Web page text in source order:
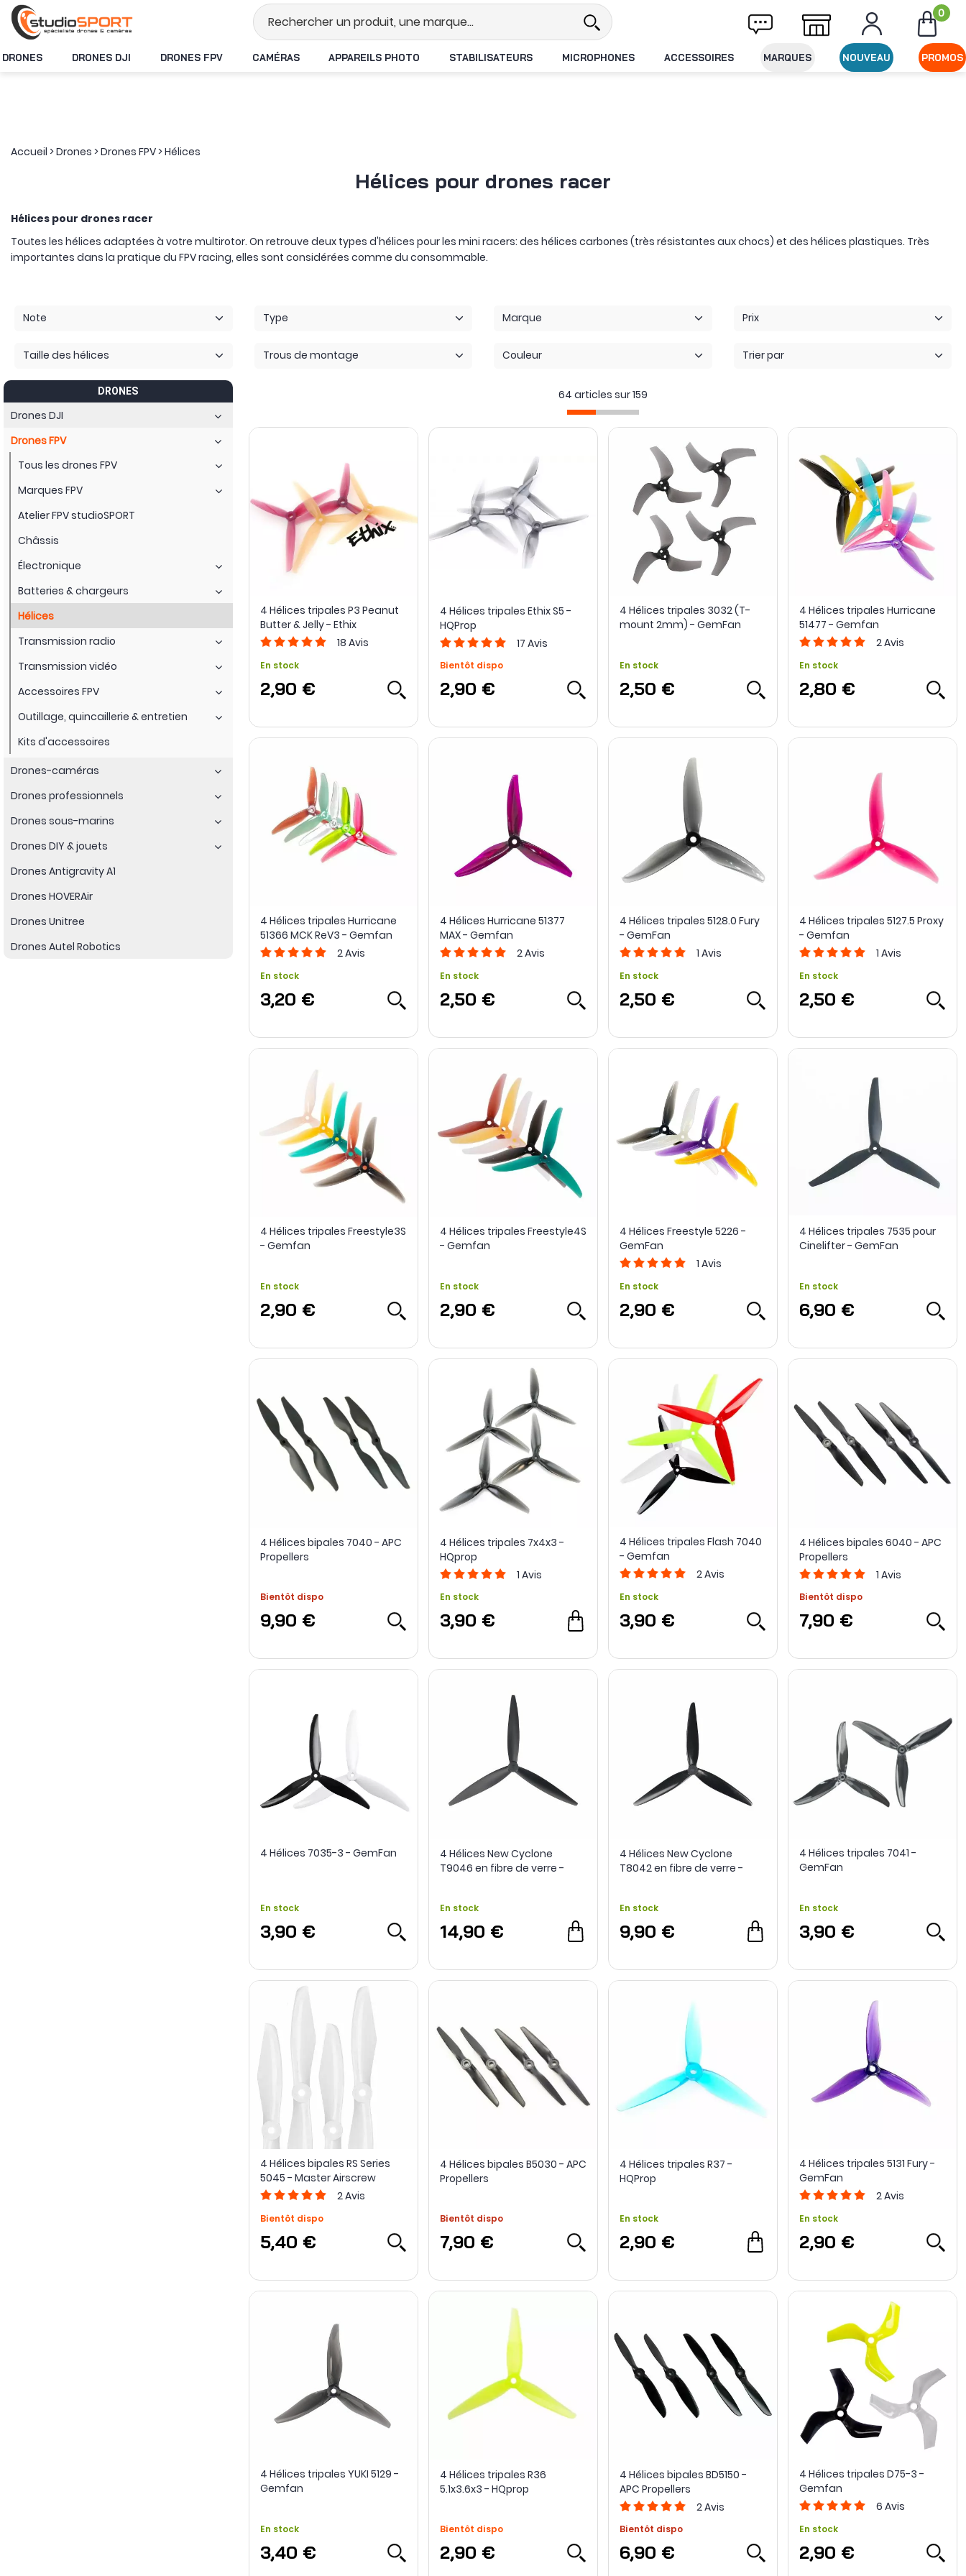
en France Livraison offerte dès 49€ d'achat Paiement en x3 / x4 / x10 via ALMA Service
0
DRONES DRONES DJI DRONES FPV CAMÉRAS APPAREILS PHOTO STABILISATEURS MICROPHONES ACCESSOIRES MARQUES NOUVEAU PROMOS
Accueil >Drones >Drones FPV>Hélices
Hélices pour drones racer
Hélices pour drones racer
Toutes les hélices adaptées à votre multirotor. On retrouve deux types d'hélices pour les mini racers: des hélices carbones (très résistantes aux chocs) et des hélices plastiques. Très
importantes dans la pratique du FPV racing, elles sont considérées comme du consommable.
Note Type Marque Prix
Taille des hélices Trous de montage Couleur Trier par
DRONES
Drones DJI
Drones FPV
Tous les drones FPV
Marques FPV
Atelier FPV studioSPORT
Châssis
Électronique
Batteries & chargeurs
Hélices
Transmission radio
Transmission vidéo
Accessoires FPV
Outillage, quincaillerie & entretien
Kits d'accessoires
Drones-caméras
Drones professionnels
Drones sous-marins
Drones DIY & jouets
Drones Antigravity A1
Drones HOVERAir
Drones Unitree
Drones Autel Robotics
64 articles sur159
4 Hélices tripales P3 Peanut
Butter & Jelly - Ethix
18 Avis
En stock
2,90 €
4 Hélices tripales Ethix S5 -
HQProp
17 Avis
Bientôt dispo
2,90 €
4 Hélices tripales 3032 (T-
mount 2mm) - GemFan
En stock
2,50 €
4 Hélices tripales Hurricane
51477 - Gemfan
2Avis
En stock
2,80 €
4 Hélices tripales Hurricane
51366 MCK ReV3 - Gemfan
2Avis
En stock
3,20 €
4 Hélices Hurricane 51377
MAX - Gemfan
2Avis
En stock
2,50 €
4 Hélices tripales 5128.0 Fury
- GemFan
1 Avis
En stock
2,50 €
4 Hélices tripales 5127.5 Proxy
- Gemfan
1 Avis
En stock
2,50 €
4 Hélices tripales Freestyle3S
- Gemfan
En stock
2,90 €
4 Hélices tripales Freestyle4S
- Gemfan
En stock
2,90 €
4 Hélices Freestyle 5226 -
GemFan
1 Avis
En stock
2,90 €
4 Hélices tripales 7535 pour
Cinelifter - GemFan
En stock
6,90 €
4 Hélices bipales 7040 - APC
Propellers
Bientôt dispo
9,90 €
4 Hélices tripales 7x4x3 -
HQprop
1 Avis
En stock
3,90 €
4 Hélices tripales Flash 7040
- Gemfan
2Avis
En stock
3,90 €
4 Hélices bipales 6040 - APC
Propellers
1 Avis
Bientôt dispo
7,90 €
4 Hélices 7035-3 - GemFan
En stock
3,90 €
4 Hélices New Cyclone
T9046 en fibre de verre -
En stock
14,90 €
4 Hélices New Cyclone
T8042 en fibre de verre -
En stock
9,90 €
4 Hélices tripales 7041 -
GemFan
En stock
3,90 €
4 Hélices bipales RS Series
5045 - Master Airscrew
2Avis
Bientôt dispo
5,40 €
4 Hélices bipales B5030 - APC
Propellers
Bientôt dispo
7,90 €
4 Hélices tripales R37 -
HQProp
En stock
2,90 €
4 Hélices tripales 5131 Fury -
GemFan
2Avis
En stock
2,90 €
4 Hélices tripales YUKI 5129 -
Gemfan
En stock
3,40 €
4 Hélices tripales R36
5.1x3.6x3 - HQprop
Bientôt dispo
2,90 €
4 Hélices bipales BD5150 -
APC Propellers
2Avis
Bientôt dispo
6,90 €
4 Hélices tripales D75-3 -
Gemfan
6 Avis
En stock
2,90 €